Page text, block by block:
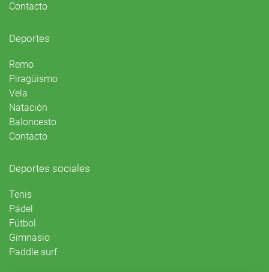
Contacto
Deportes
Remo
Piragüismo
Vela
Natación
Baloncesto
Contacto
Deportes sociales
Tenis
Pádel
Fútbol
Gimnasio
Paddle surf